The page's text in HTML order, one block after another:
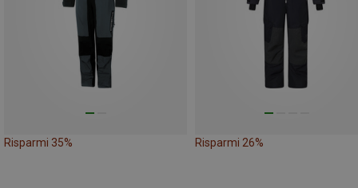
Risparmi 35% Risparmi 26%